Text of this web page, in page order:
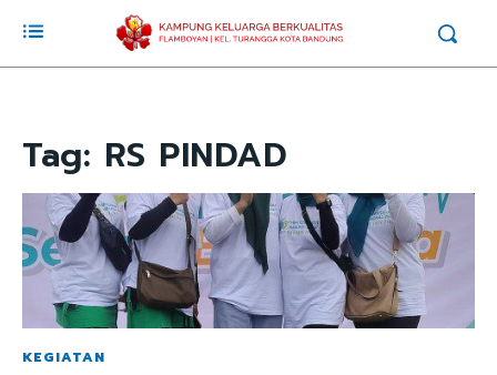
Tag: RS PINDAD
KEGIATAN